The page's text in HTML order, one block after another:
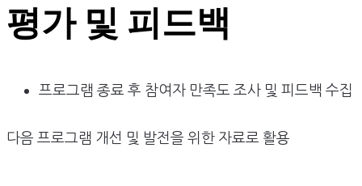
평가 및 피드백
프로그램 종료 후 참여자 만족도 조사 및 피드백 수집
다음 프로그램 개선 및 발전을 위한 자료로 활용